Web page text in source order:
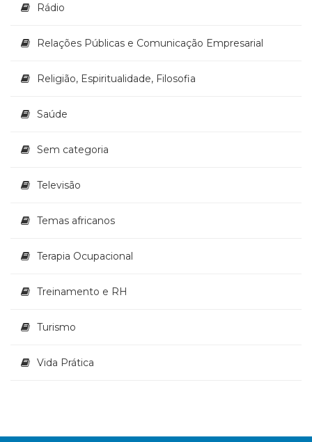
Rádio
Relações Públicas e Comunicação Empresarial
Religião, Espiritualidade, Filosofia
Saúde
Sem categoria
Televisão
Temas africanos
Terapia Ocupacional
Treinamento e RH
Turismo
Vida Prática